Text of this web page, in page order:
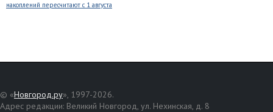
накоплений пересчитают с 1 августа
© «Новгород.ру», 1997-2026.
Адрес редакции: Великий Новгород, ул. Нехинская, д. 8